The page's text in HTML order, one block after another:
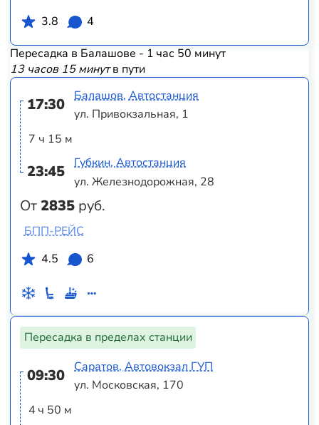
3.8
4
Пересадка в Балашове - 1 час 50 минут
13 часов 15 минутв пути
17:30
7 ч 15 м
23:45
От2835 руб.
Балашов, Автостанция
ул. Привокзальная, 1
Губкин, Автостанция
ул. Железнодорожная, 28
БПП-РЕЙС
4.5
6
Пересадка в пределах станции
09:30
4 ч 50 м
Саратов, Автовокзал ГУП
ул. Московская, 170